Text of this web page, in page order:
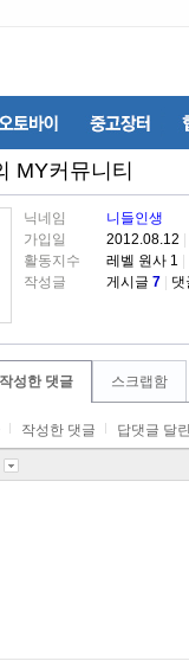
MY커뮤니티
닉네임
니들인생
가입일
2012.08.12
활동지수
레벨 원사 1
작성글
게시글 7 댓
작성한 댓글 스크랩함
작성한 댓글 답댓글 달